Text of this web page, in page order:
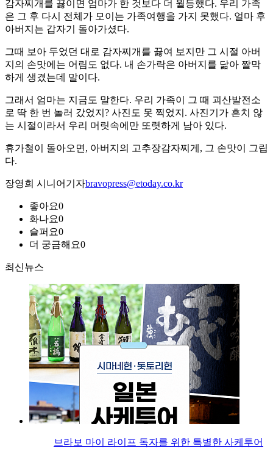
감자찌개를 끓이면 엄마가 한 것보다 더 월등했다. 우리 가족
은 그 후 다시 전체가 모이는 가족여행을 가지 못했다. 얼마 후
아버지는 갑자기 돌아가셨다.
그때 보아 두었던 대로 감자찌개를 끓여 보지만 그 시절 아버
지의 손맛에는 어림도 없다. 내 손가락은 아버지를 닮아 짤막
하게 생겼는데 말이다.
그래서 엄마는 지금도 말한다. 우리 가족이 그 때 괴산발전소
로 딱 한 번 놀러 갔었지? 사진도 못 찍었지. 사진기가 흔치 않
는 시절이라서 우리 머릿속에만 또렷하게 남아 있다.
휴가철이 돌아오면, 아버지의 고추장감자찌게, 그 손맛이 그립
다.
장영희 시니어기자bravopress@etoday.co.kr
좋아요0
화나요0
슬퍼요0
더 궁금해요0
최신뉴스
브라보 마이 라이프 독자를 위한 특별한 사케투어